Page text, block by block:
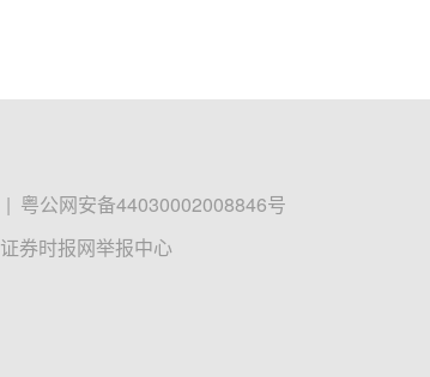
| 粤公网安备44030002008846号
证券时报网举报中心